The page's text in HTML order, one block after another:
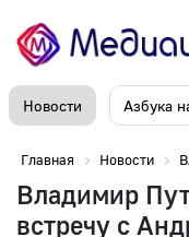
Новости Азбука
Главная Новости
Владимир
встречу с